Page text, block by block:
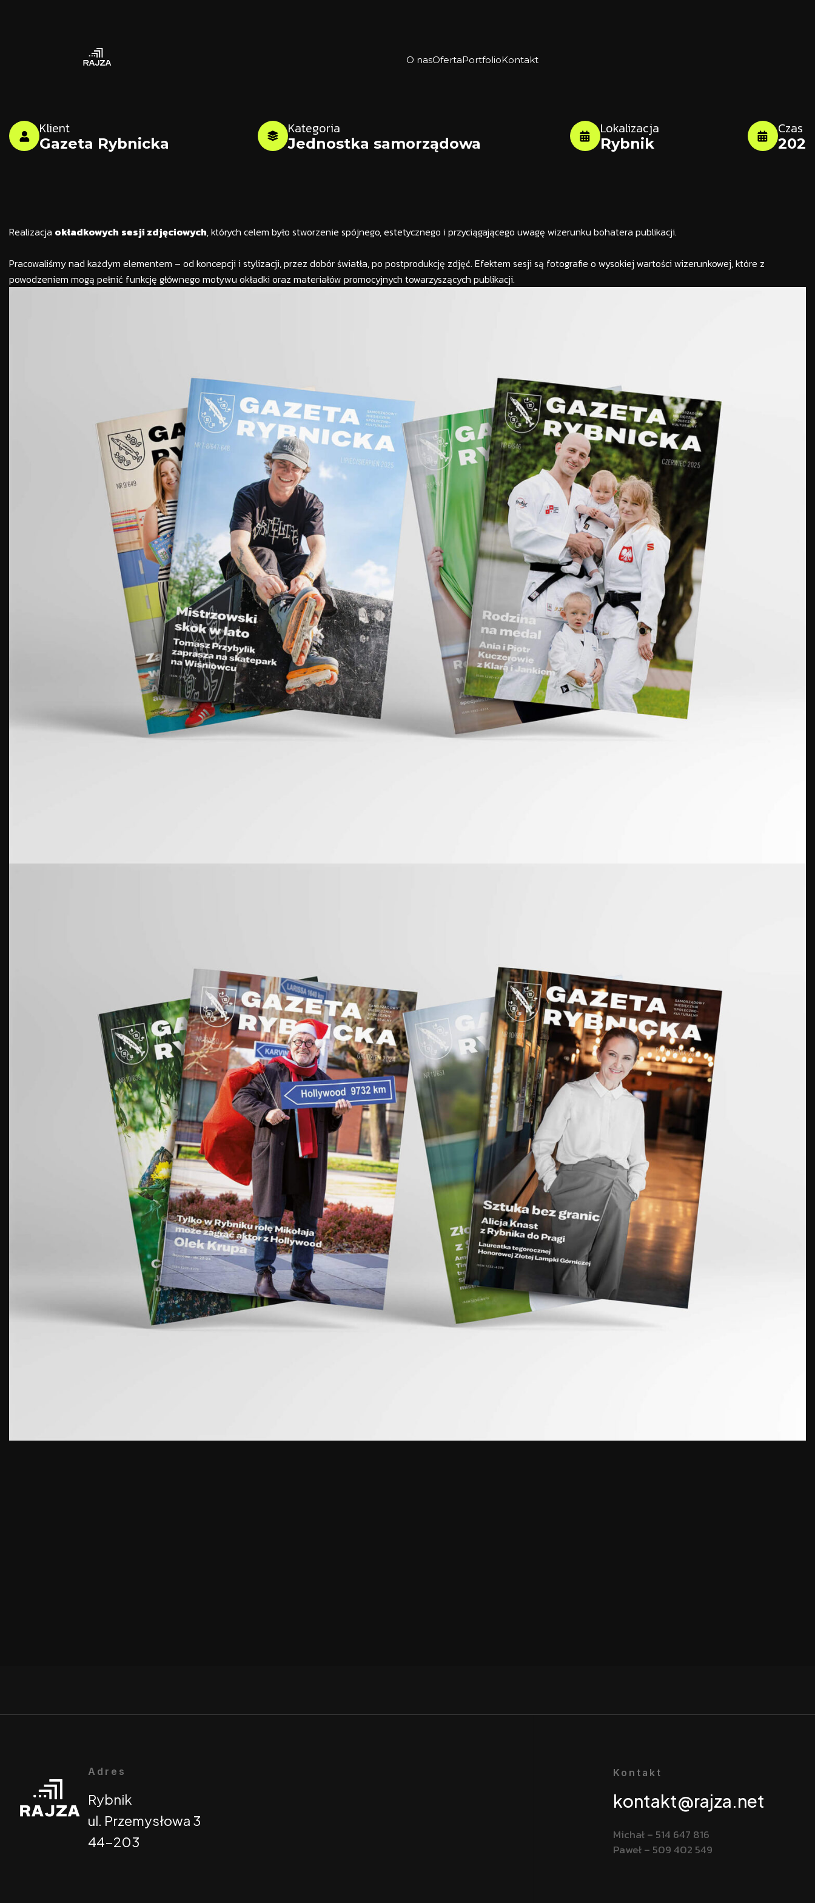
O nasOfertaPortfolioKontakt
Klient
Gazeta Rybnicka
Kategoria
Jednostka samorządowa
Lokalizacja
Rybnik
Czas
202
Realizacja okładkowych sesji zdjęciowych, których celem było stworzenie spójnego, estetycznego i przyciągającego uwagę wizerunku bohatera publikacji.
Pracowaliśmy nad każdym elementem – od koncepcji i stylizacji, przez dobór światła, po postprodukcję zdjęć. Efektem sesji są fotografie o wysokiej wartości wizerunkowej, które z
powodzeniem mogą pełnić funkcję głównego motywu okładki oraz materiałów promocyjnych towarzyszących publikacji.
Adres
Rybnik
ul. Przemysłowa 3
44-203
Kontakt
kontakt@rajza.net
Michał – 514 647 816
Paweł – 509 402 549